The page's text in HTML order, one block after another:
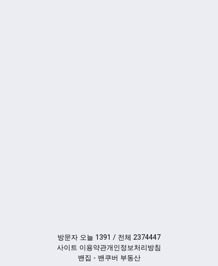
방문자 오늘 1391 / 전체 2374447
사이트 이용약관개인정보처리방침
밴집 - 밴쿠버 부동산